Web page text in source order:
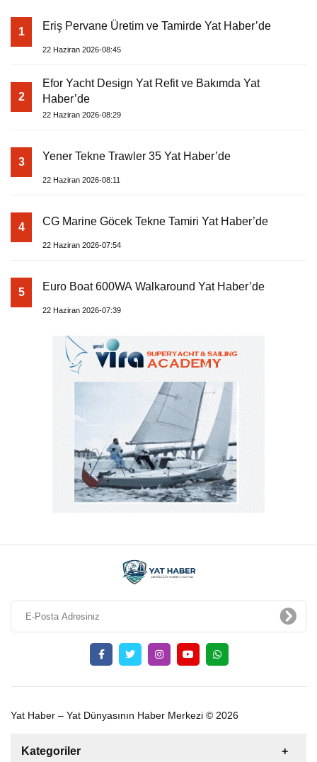
1 Eriş Pervane Üretim ve Tamirde Yat Haber’de
22 Haziran 2026-08:45
2
Efor Yacht Design Yat Refit ve Bakımda Yat
Haber’de
22 Haziran 2026-08:29
3 Yener Tekne Trawler 35 Yat Haber’de
22 Haziran 2026-08:11
4 CG Marine Göcek Tekne Tamiri Yat Haber’de
22 Haziran 2026-07:54
5 Euro Boat 600WA Walkaround Yat Haber’de
22 Haziran 2026-07:39
Yat Haber – Yat Dünyasının Haber Merkezi © 2026
Kategoriler